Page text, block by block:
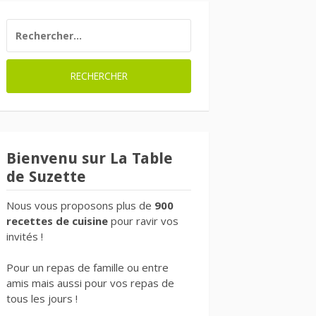
Bienvenu sur La Table
de Suzette
Nous vous proposons plus de 900
recettes de cuisine pour ravir vos
invités !
Pour un repas de famille ou entre
amis mais aussi pour vos repas de
tous les jours !